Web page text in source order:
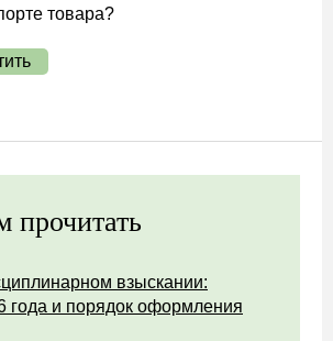
товара?
прочитать
взыскании:
года и порядок оформления